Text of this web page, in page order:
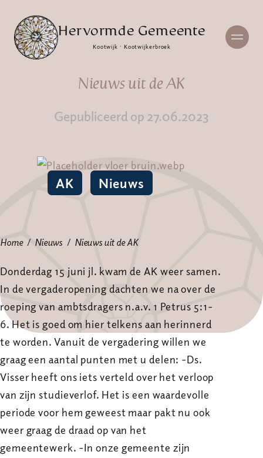
Hervormde Gemeente
Kootwijk · Kootwijkerbroek
Nieuws uit de AK
Gepubliceerd op 27.06.2023
AK Nieuws
Home Nieuws Nieuws uit de AK
Donderdag 15 juni jl. kwam de AK weer samen.
In de vergaderopening dachten we na over de
roeping van ambtsdragers n.a.v. 1 Petrus 5:1-
6. Het is goed om hier telkens aan herinnerd
te worden. Vanuit de vergadering willen we
graag een aantal punten met u delen: -Ds.
Visser heeft ons iets verteld over het verloop
van zijn studieverlof. Het is een waardevolle
periode voor hem geweest maar pakt nu ook
weer graag de draad op van het
gemeentewerk. -In onze gemeente zijn